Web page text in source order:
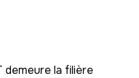
demeure la filière